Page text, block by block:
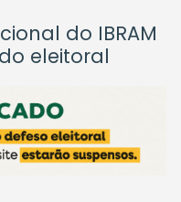
do IBRAM
eleitoral